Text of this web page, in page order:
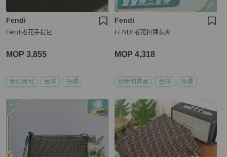
Fendi
Fendi老花手提包
MOP 3,855
狀況尚可 台灣 免運
Fendi
FENDI 老花拉鍊長夾
MOP 4,318
近新閒置品 台灣 免運